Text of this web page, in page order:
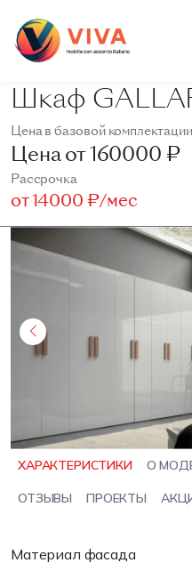
Шкаф
Цена в базовой комплектации
Цена от160000 ₽
Рассрочка
от14000 ₽/мес
ХАРАКТЕРИСТИКИ О
ОТЗЫВЫ ПРОЕКТЫ
Материал фасада